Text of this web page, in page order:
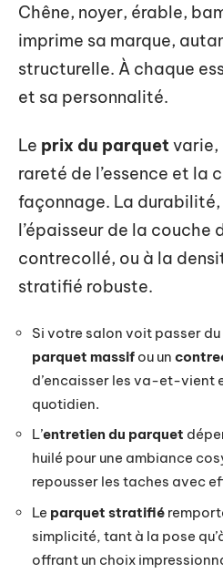
Chêne, noyer, érable,
imprime sa marque,
structurelle. À chaque
et sa personnalité.
Le prix du parquetvarie,
rareté de l’essence et la
façonnage. La durabilité,
l’épaisseur de la couche
contrecollé, ou à la
stratifié robuste.
Si votre salon voit passer du
parquet massif ou un
d’encaisser les va-et-vient
quotidien.
L’entretien du parquet
huilé pour une ambiance
repousser les taches avec
Le parquet stratifié
simplicité, tant à la pose
offrant un choix